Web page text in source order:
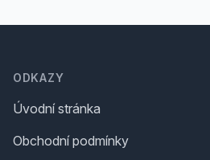
ODKAZY
Úvodní stránka
Obchodní podmínky